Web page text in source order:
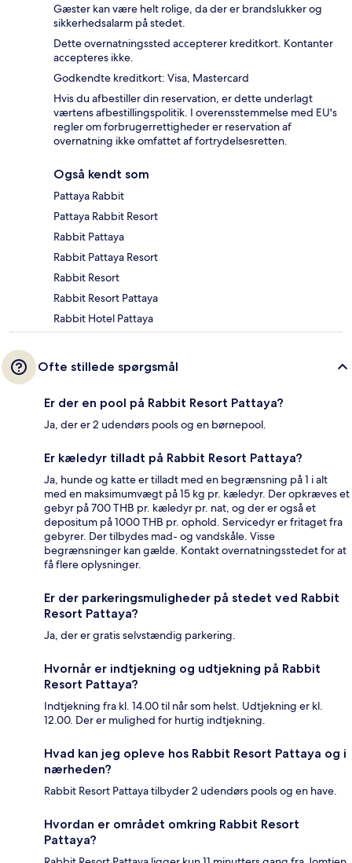
Gæster kan være helt rolige, da der er brandslukker og
sikkerhedsalarm på stedet.
Dette overnatningssted accepterer kreditkort. Kontanter
accepteres ikke.
Godkendte kreditkort: Visa, Mastercard
Hvis du afbestiller din reservation, er dette underlagt
værtens afbestillingspolitik. I overensstemmelse med EU's
regler om forbrugerrettigheder er reservation af
overnatning ikke omfattet af fortrydelsesretten.
Også kendt som
Pattaya Rabbit
Pattaya Rabbit Resort
Rabbit Pattaya
Rabbit Pattaya Resort
Rabbit Resort
Rabbit Resort Pattaya
Rabbit Hotel Pattaya
Ofte stillede spørgsmål
Er der en pool på Rabbit Resort Pattaya?
Ja, der er 2 udendørs pools og en børnepool.
Er kæledyr tilladt på Rabbit Resort Pattaya?
Ja, hunde og katte er tilladt med en begrænsning på 1 i alt
med en maksimumvægt på 15 kg pr. kæledyr. Der opkræves et
gebyr på 700 THB pr. kæledyr pr. nat, og der er også et
depositum på 1000 THB pr. ophold. Servicedyr er fritaget fra
gebyrer. Der tilbydes mad- og vandskåle. Visse
begrænsninger kan gælde. Kontakt overnatningsstedet for at
få flere oplysninger.
Er der parkeringsmuligheder på stedet ved Rabbit
Resort Pattaya?
Ja, der er gratis selvstændig parkering.
Hvornår er indtjekning og udtjekning på Rabbit
Resort Pattaya?
Indtjekning fra kl. 14.00 til når som helst. Udtjekning er kl.
12.00. Der er mulighed for hurtig indtjekning.
Hvad kan jeg opleve hos Rabbit Resort Pattaya og i
nærheden?
Rabbit Resort Pattaya tilbyder 2 udendørs pools og en have.
Hvordan er området omkring Rabbit Resort
Pattaya?